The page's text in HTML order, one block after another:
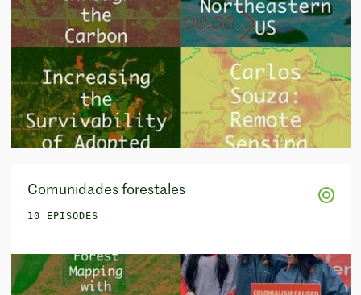
Comunidades forestales
10 EPISODES